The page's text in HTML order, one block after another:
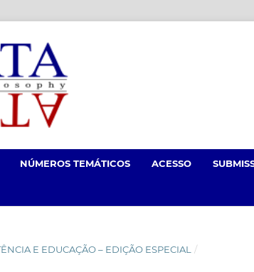
NÚMEROS TEMÁTICOS ACESSO
E EDUCAÇÃO – EDIÇÃO ESPECIAL
/